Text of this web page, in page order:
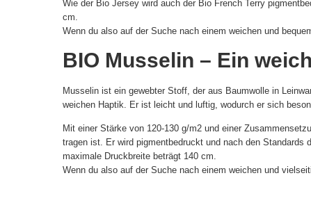
Wie der Bio Jersey wird auch der Bio French Terry
cm.
Wenn du also auf der Suche nach einem weichen und
BIO Musselin – Ein
Musselin ist ein gewebter Stoff, der aus Baumwolle in
weichen Haptik. Er ist leicht und luftig, wodurch er sich
Mit einer Stärke von 120-130 g/m2 und einer
tragen ist. Er wird pigmentbedruckt und nach den Standards
maximale Druckbreite beträgt 140 cm.
Wenn du also auf der Suche nach einem weichen und